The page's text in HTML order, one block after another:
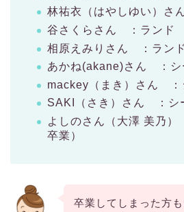
林祐衣（はやしゆい）さ
谷さくらさん ：ランド
相原えみりさん ：ランド
あかね(akane)さん ：シ
mackey（まき）さん ：
SAKI（さき）さん ：シ
よしのさん（大澤 美乃
卒業）
卒業してしまった方